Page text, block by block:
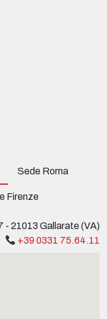
Sede Roma
Firenze
- 21013 Gallarate (VA)
+39 0331 75.64.11